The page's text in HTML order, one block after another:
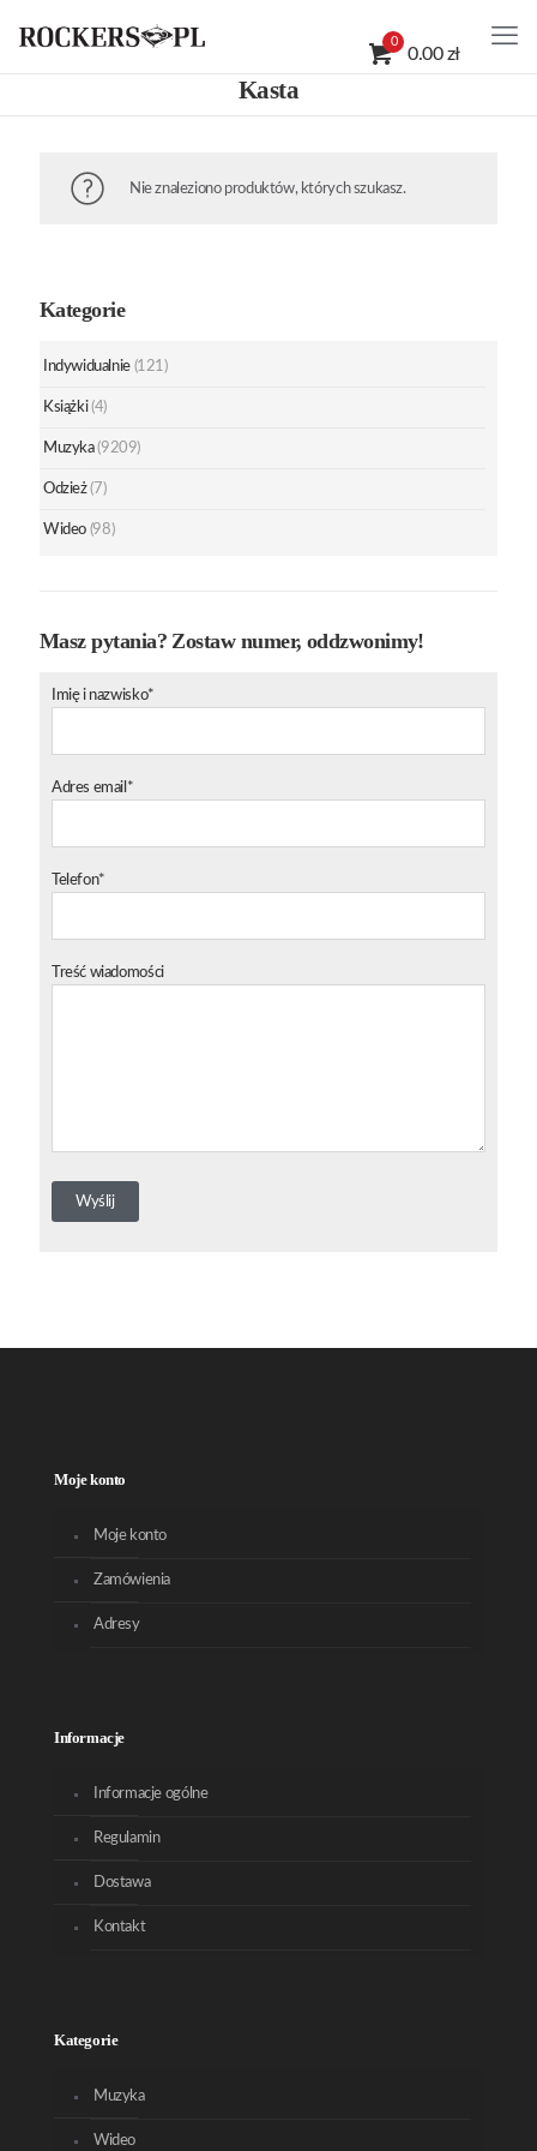
0
0.00 zł
Kasta
Nie znaleziono produktów, których szukasz.
Kategorie
Indywidualnie (121)
Książki (4)
Muzyka (9209)
Odzież (7)
Wideo (98)
Masz pytania? Zostaw numer, oddzwonimy!
Imię i nazwisko*
Adres email*
Telefon*
Treść wiadomości
Moje konto
Moje konto
Zamówienia
Adresy
Informacje
Informacje ogólne
Regulamin
Dostawa
Kontakt
Kategorie
Muzyka
Wideo